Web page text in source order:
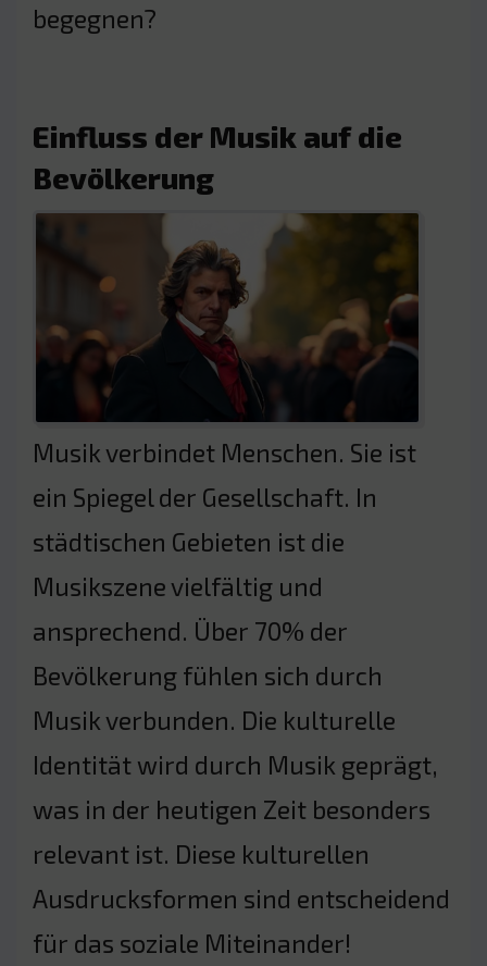
begegnen?
Einfluss der Musik auf die
Bevölkerung
Musik verbindet Menschen. Sie ist
ein Spiegel der Gesellschaft. In
städtischen Gebieten ist die
Musikszene vielfältig und
ansprechend. Über 70% der
Bevölkerung fühlen sich durch
Musik verbunden. Die kulturelle
Identität wird durch Musik geprägt,
was in der heutigen Zeit besonders
relevant ist. Diese kulturellen
Ausdrucksformen sind entscheidend
für das soziale Miteinander!